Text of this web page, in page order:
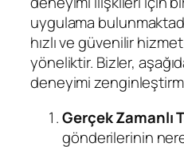
uygulama
hızlı ve güvenilir
yöneliktir. Bizler,
deneyimi
Gerçek Zamanlı
gönderilerinin